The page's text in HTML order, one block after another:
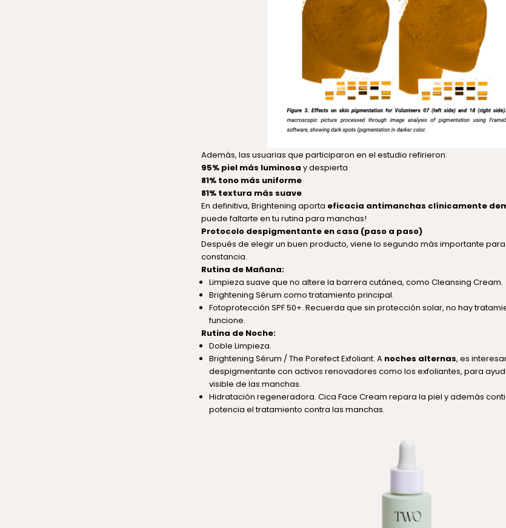
Además, las usuarias que participaron en el estudio refirieron:
95% piel más luminosa y despierta
81% tono más uniforme
81% textura más suave
En definitiva, Brightening aporta eficacia antimanchas clínicamente
puede faltarte en tu rutina para manchas!
Protocolo despigmentante en casa (paso a paso)
Después de elegir un buen producto, viene lo segundo más importante
constancia.
Rutina de Mañana:
Limpieza suave que no altere la barrera cutánea, como Cleansing Cream.
Brightening Sérum como tratamiento principal.
Fotoprotección SPF 50+. Recuerda que sin protección solar, no hay
funcione.
Rutina de Noche:
Doble Limpieza.
Brightening Sérum /The Porefect Exfoliant. A noches alternas, es
despigmentante con activos renovadores como los exfoliantes, para
visible de las manchas.
Hidratación regeneradora. Cica Face Cream repara la piel y además
potencia el tratamiento contra las manchas.